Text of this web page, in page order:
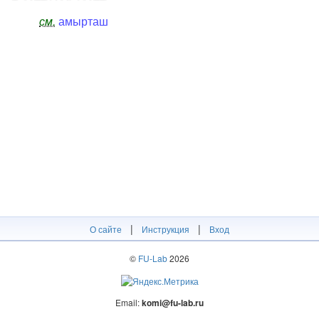
см. амырташ
О сайте | Инструкция | Вход
© FU-Lab2026
Email:komi@fu-lab.ru